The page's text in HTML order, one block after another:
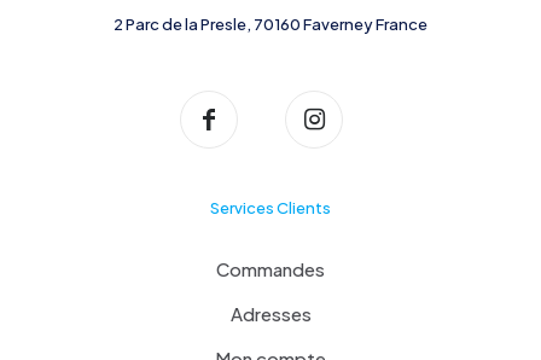
2 Parc de la Presle, 70160 Faverney France
Services Clients
Commandes
Adresses